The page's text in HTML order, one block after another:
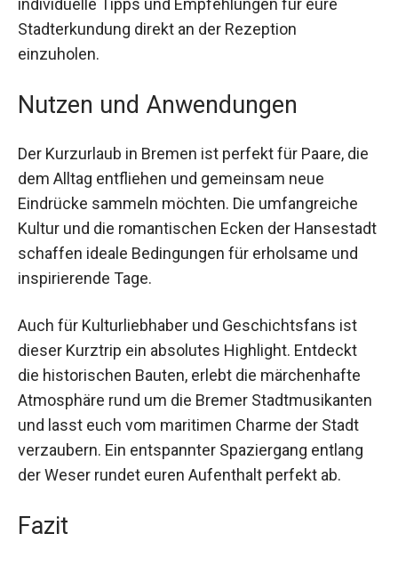
Empfehlungen für eure Stadterkundung direkt an
der Rezeption einzuholen.
Nutzen und Anwendungen
Der Kurzurlaub in Bremen ist perfekt für Paare,
die dem Alltag entfliehen und gemeinsam neue
Eindrücke sammeln möchten. Die umfangreiche
Kultur und die romantischen Ecken der
Hansestadt schaffen ideale Bedingungen für
erholsame und inspirierende Tage.
Auch für Kulturliebhaber und Geschichtsfans ist
dieser Kurztrip ein absolutes Highlight. Entdeckt
die historischen Bauten, erlebt die märchenhafte
Atmosphäre rund um die Bremer
Stadtmusikanten und lasst euch vom maritimen
Charme der Stadt verzaubern. Ein entspannter
Spaziergang entlang der Weser rundet euren
Fazit